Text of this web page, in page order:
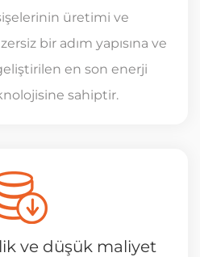
üretimi ve
bir adım yapısına ve
en son enerji
sahiptir.
ve düşük maliyet